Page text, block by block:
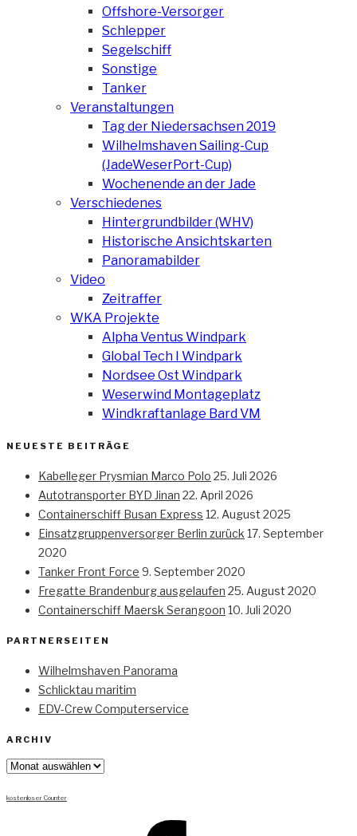
Offshore-Versorger
Schlepper
Segelschiff
Sonstige
Tanker
Veranstaltungen
Tag der Niedersachsen 2019
Wilhelmshaven Sailing-Cup
(JadeWeserPort-Cup)
Wochenende an der Jade
Verschiedenes
Hintergrundbilder (WHV)
Historische Ansichtskarten
Panoramabilder
Video
Zeitraffer
WKA Projekte
Alpha Ventus Windpark
Global Tech I Windpark
Nordsee Ost Windpark
Weserwind Montageplatz
Windkraftanlage Bard VM
NEUESTE BEITRÄGE
Kabelleger Prysmian Marco Polo 25. Juli 2026
Autotransporter BYD Jinan 22. April 2026
Containerschiff Busan Express 12. August 2025
Einsatzgruppenversorger Berlin zurück 17. September
2020
Tanker Front Force 9. September 2020
Fregatte Brandenburg ausgelaufen 25. August 2020
Containerschiff Maersk Serangoon 10. Juli 2020
PARTNERSEITEN
Wilhelmshaven Panorama
Schlicktau maritim
EDV-Crew Computerservice
ARCHIV
Archiv
kostenloser Counter